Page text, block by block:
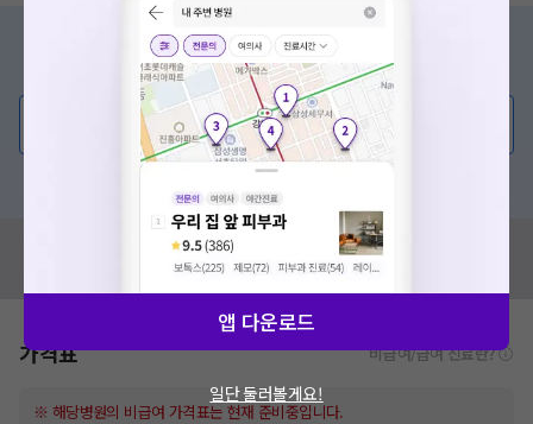
증상/치료, 궁금한 점이 있나요?
의사가 직접 답해드려요!
💬 무엇이든 물어보세요
혹은, 의료상담 서비스에 다양한 게시글 보러가기
혹시 잘못된 병원정보가 있나요?
모두닥 팀에 알려주세요!
가격표 비급여/급여 진료란?
※ 해당병원의 비급여 가격표는 현재 준비중입니다.
앱 다운로드
일단 둘러볼게요!